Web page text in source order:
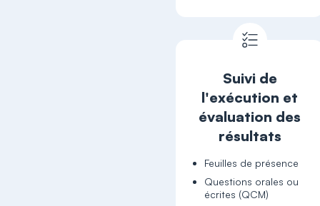
Suivi de
l'exécution et
évaluation des
résultats
Feuilles de présence
Questions orales ou
écrites (QCM)